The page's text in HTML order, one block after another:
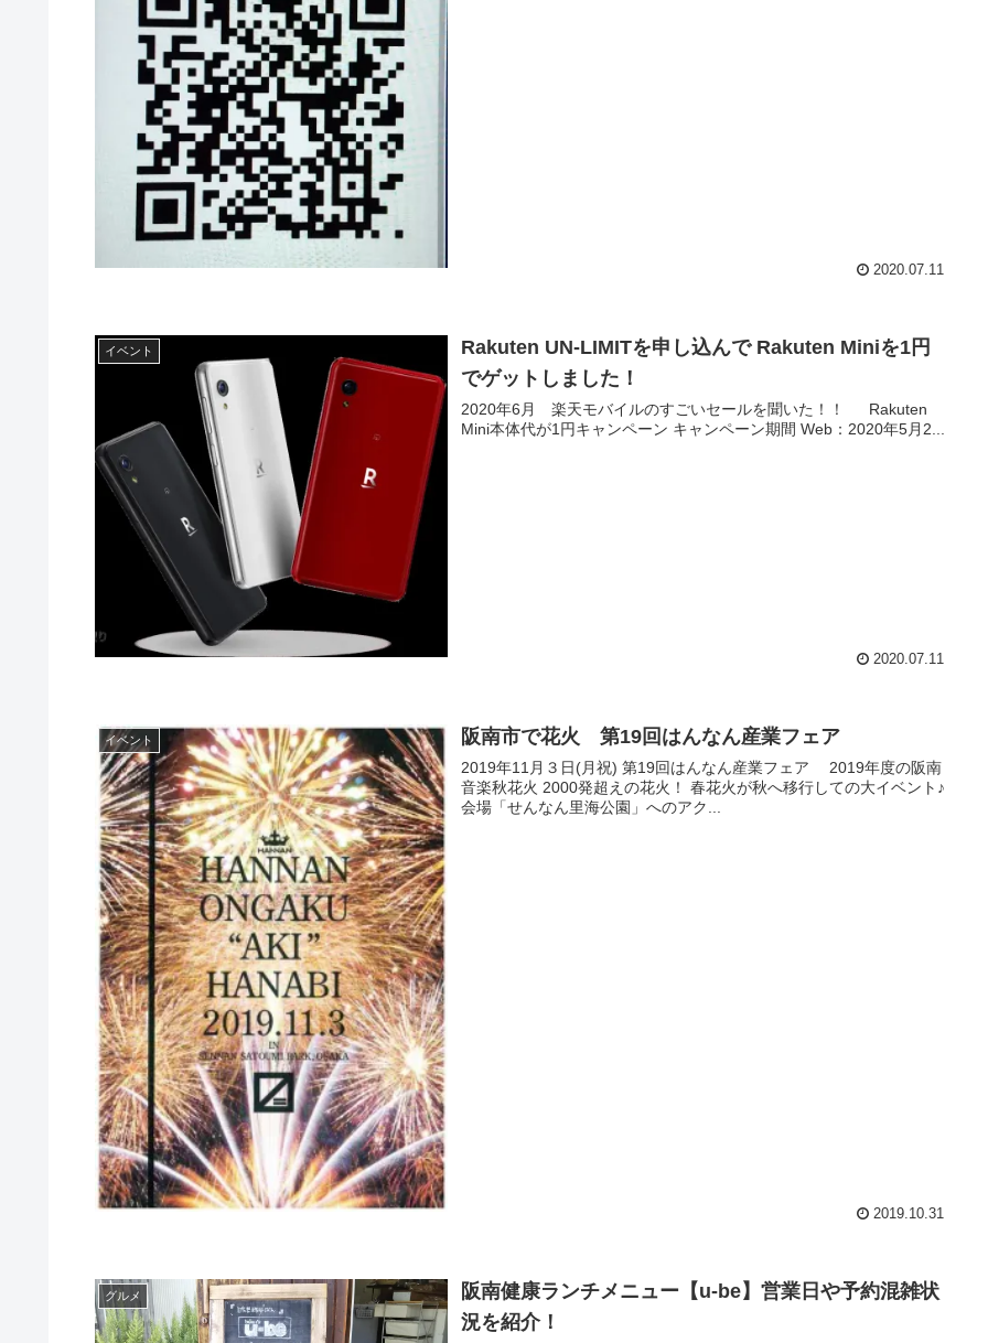
2020.07.11
イベント
Rakuten UN-LIMITを申し込んで Rakuten Miniを1円
でゲットしました！
2020年6月 楽天モバイルのすごいセールを聞いた！！ Rakuten
Mini本体代が1円キャンペーン キャンペーン期間 Web：2020年5月2...
2020.07.11
イベント 阪南市で花火 第19回はんなん産業フェア
2019年11月３日(月祝) 第19回はんなん産業フェア 2019年度の阪南
音楽秋花火 2000発超えの花火！ 春花火が秋へ移行しての大イベント♪
会場「せんなん里海公園」へのアク...
2019.10.31
グルメ
阪南健康ランチメニュー【u-be】営業日や予約混雑状
況を紹介！